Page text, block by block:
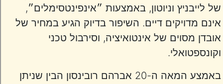
של לייבניץ וניוטון, באמצעות ״אינפינטסימלים״,
אינם מדויקים דיים. השיפור בדיוק הגיע במחיר של
אובדן מסוים של אינטואיציה, וסירבול טכני
וקונספטואלי.
באמצע המאה ה-20 אברהם רובינסון הבין שניתן